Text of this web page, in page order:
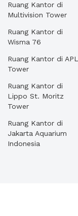
Ruang Kantor di
Multivision Tower
Ruang Kantor di
Wisma 76
Ruang Kantor di APL
Tower
Ruang Kantor di
Lippo St. Moritz
Tower
Ruang Kantor di
Jakarta Aquarium
Indonesia